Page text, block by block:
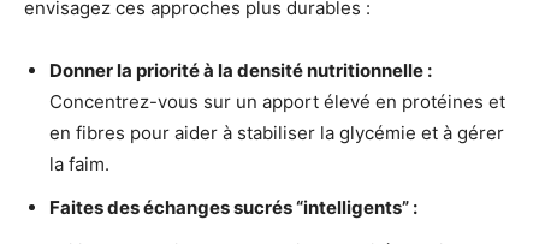
envisagez ces approches plus durables :
Donner la priorité à la densité nutritionnelle :
Concentrez-vous sur un apport élevé en protéines et
en fibres pour aider à stabiliser la glycémie et à gérer
la faim.
Faites des échanges sucrés “intelligents” :